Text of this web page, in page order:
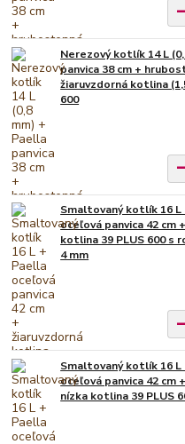
Nerezový kotlík 14 L
panvica 38 cm +
žiaruvzdorná kotlina
600
Smaltovaný kotlík 16 L
oceľová panvica 42 cm
kotlina 39 PLUS 600 s
4 mm
Smaltovaný kotlík 16 L
oceľová panvica 42 cm
nízka kotlina 39 PLUS